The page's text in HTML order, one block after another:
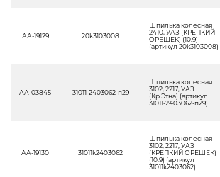
АА-19129 20k3103008
Шпилька колесная
2410, УАЗ (КРЕПКИЙ
ОРЕШЕК) (10.9)
(артикул 20k3103008)
АА-03845 31011-2403062-п29
Шпилька колесная
3102, 2217, УАЗ
(Кр.Этна) (артикул
31011-2403062-п29)
АА-19130 31011k2403062
Шпилька колесная
3102, 2217, УАЗ
(КРЕПКИЙ ОРЕШЕК)
(10.9) (артикул
31011k2403062)